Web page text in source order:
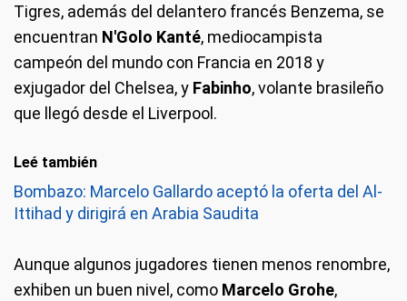
Tigres, además del delantero francés Benzema, se
encuentran N'Golo Kanté, mediocampista
campeón del mundo con Francia en 2018 y
exjugador del Chelsea, y Fabinho, volante brasileño
que llegó desde el Liverpool.
Leé también
Bombazo: Marcelo Gallardo aceptó la oferta del Al-
Ittihad y dirigirá en Arabia Saudita
Aunque algunos jugadores tienen menos renombre,
exhiben un buen nivel, como Marcelo Grohe,